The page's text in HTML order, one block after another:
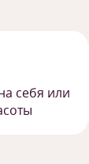
себя или